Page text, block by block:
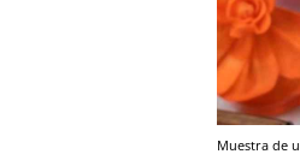
Muestra de